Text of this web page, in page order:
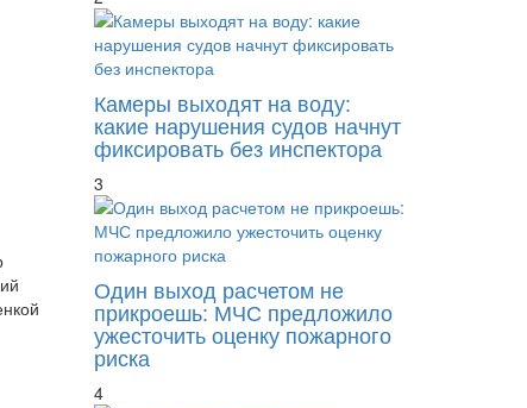
Камеры выходят на воду:
какие нарушения судов начнут
фиксировать без инспектора
3
Один выход расчетом не
прикроешь: МЧС предложило
ужесточить оценку пожарного
риска
4